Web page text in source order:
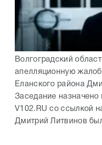
Волгоградский
апелляционную
Еланского района
Заседание назначено
V102.RU со ссылкой
Дмитрий Литвинов